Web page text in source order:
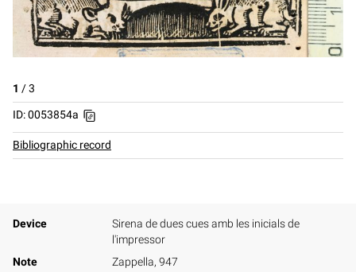
1 /3
ID: 0053854a
Bibliographic record
Device
Sirena de dues cues amb les inicials de
l'impressor
Note
Zappella, 947